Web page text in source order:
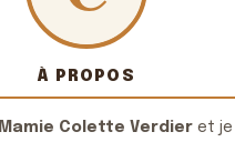
À PROPOS
Mamie Colette Verdier et je